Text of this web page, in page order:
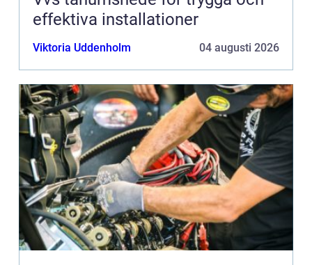
effektiva installationer
Viktoria Uddenholm 04 augusti 2026